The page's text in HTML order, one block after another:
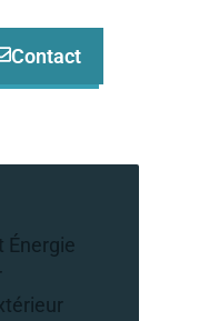
Contact
Énergie